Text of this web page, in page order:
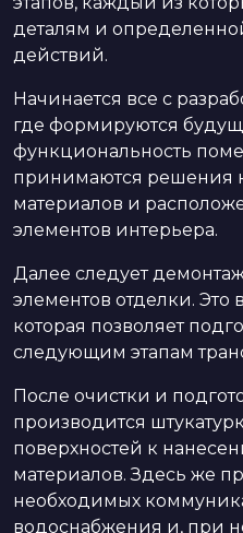
деталям и
действий.
Начинается все с
где формируются
функциональность
принимаются решения
материалов и
элементов интерьера.
Далее следует
элементов отделки. Это
которая позволяет
следующим этапам
После очистки и
производится
поверхностей к
материалов. Здесь же
необходимых
водоснабжения и, при